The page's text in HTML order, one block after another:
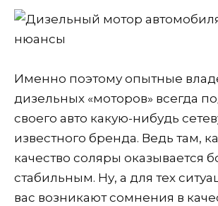
Именно поэтому опытные
дизельных «моторов» всегда
своего авто какую-нибудь
известного бренда. Ведь там,
качество соляры оказывается
стабильным. Ну, а для тех
вас возникают сомнения в